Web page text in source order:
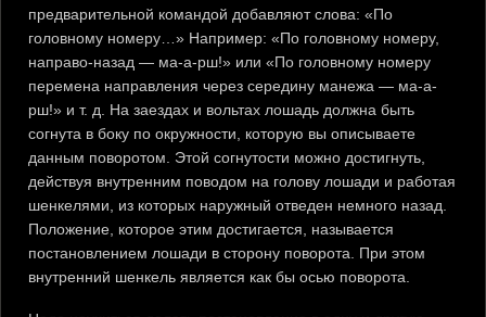
предварительной командой добавляют слова: «По
головному номеру…» Например: «По головному номеру,
направо-назад — ма-а-рш!» или «По головному номеру
перемена направления через середину манежа — ма-а-
рш!» и т. д. На заездах и вольтах лошадь должна быть
согнута в боку по окружности, которую вы описываете
данным поворотом. Этой согнутости можно достигнуть,
действуя внутренним поводом на голову лошади и работая
шенкелями, из которых наружный отведен немного назад.
Положение, которое этим достигается, называется
постановлением лошади в сторону поворота. При этом
внутренний шенкель является как бы осью поворота.